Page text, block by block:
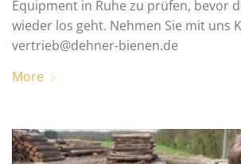
Equipment in Ruhe zu prüfen, bevor
wieder los geht. Nehmen Sie mit uns
vertrieb@dehner-bienen.de
More